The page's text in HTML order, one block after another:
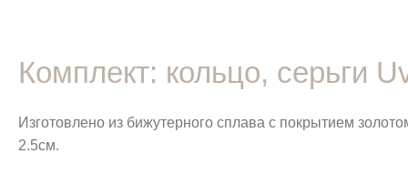
Комплект: кольцо, серьги
Изготовлено из бижутерного сплава с покрытием
2.5см.